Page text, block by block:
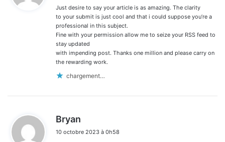
Just desire to say your article is as amazing. The clarity
to your submit is just cool and that i could suppose you’re a
professional in this subject.
Fine with your permission allow me to seize your RSS feed to
stay updated
with impending post. Thanks one million and please carry on
the rewarding work.
chargement…
Bryan
t
10 octobre 2023 à 0h58